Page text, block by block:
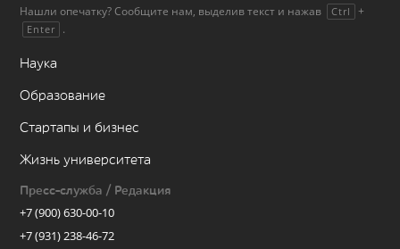
Нашли опечатку? Сообщите нам, выделив текст и нажав Ctrl +
Enter .
Наука
Образование
Стартапы и бизнес
Жизнь университета
Пресс-служба / Редакция
+7 (900) 630-00-10
+7 (931) 238-46-72